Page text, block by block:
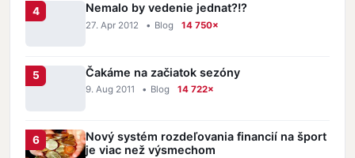
Nemalo by vedenie jednat?!?
27. Apr 2012 • Blog 14 750×
Čakáme na začiatok sezóny
9. Aug 2011 • Blog 14 722×
Nový systém rozdeľovania financií na šport
je viac než výsmechom